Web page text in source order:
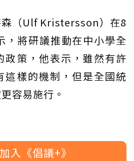
森（Ulf Kristersson）在8
，將研議推動在中小學全
政策，他表示，雖然有許
這樣的機制，但是全國統
容易施行。
入《倡議+》